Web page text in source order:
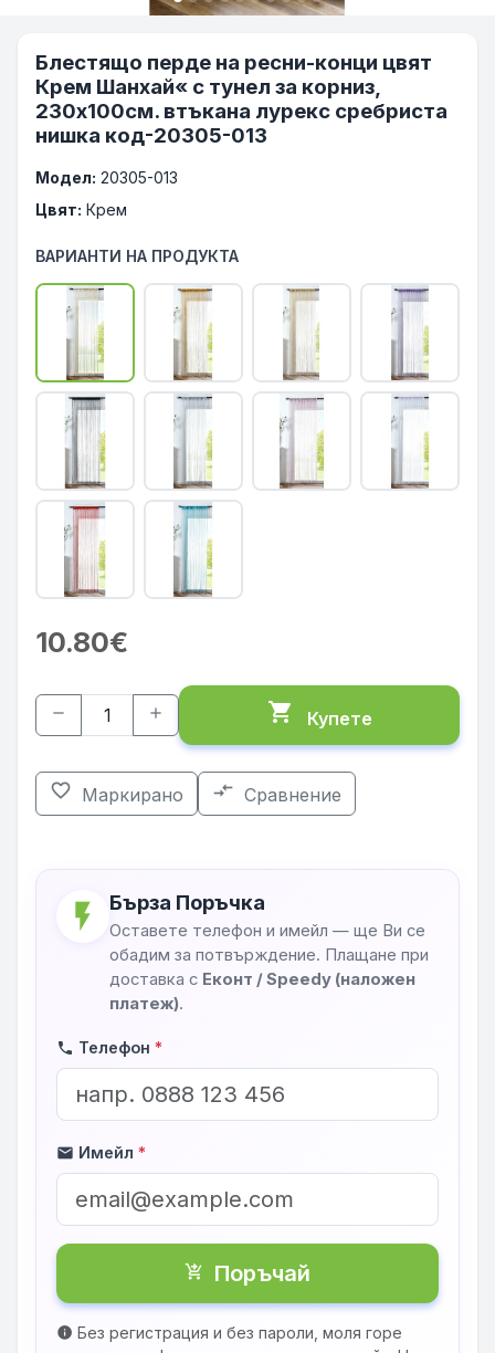
Блестящо перде на ресни-конци цвят
Крем Шанхай« с тунел за корниз,
230х100см. втъкана лурекс сребриста
нишка код-20305-013
Модел: 20305-013
Цвят: Крем
ВАРИАНТИ НА ПРОДУКТА
10.80€
remove add shopping_cart Купете
favorite_border Маркирано compare_arrows Сравнение
flash_on Бърза Поръчка
Оставете телефон и имейл — ще Ви се
обадим за потвърждение. Плащане при
доставка с Еконт / Speedy (наложен
платеж).
phone Телефон *
mail Имейл *
shopping_cart_checkout Поръчай
info Без регистрация и без пароли, моля горе